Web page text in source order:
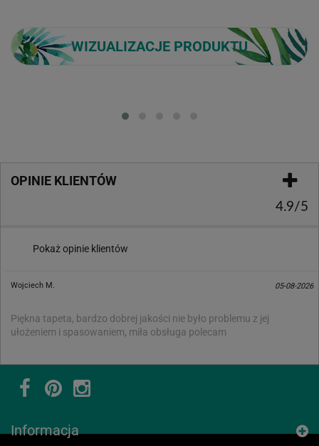
WIZUALIZACJE PRODUKTU
OPINIE KLIENTÓW
4.9/5
Pokaż opinie klientów
Wojciech M. 05-08-2026
Piękna tapeta, bardzo dobrej jakości nie było problemu z jej
ułożeniem i spasowaniem, miła obsługa polecam
Informacja